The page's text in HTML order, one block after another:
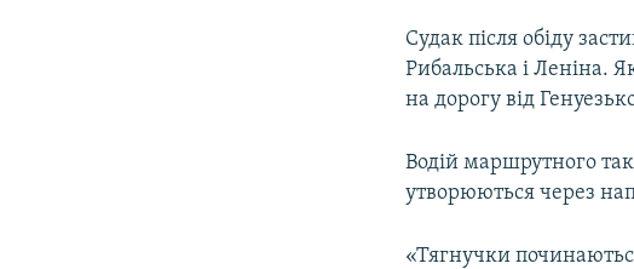
Судак після обіду
Рибальська і Леніна.
на дорогу від
Водій маршрутного
утворюються через
«Тягнучки